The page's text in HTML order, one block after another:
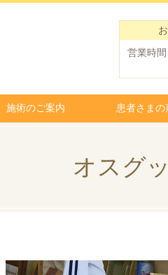
営業時
施術のご案内 患者さまの
オスグ